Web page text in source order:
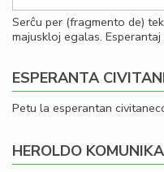
Serĉu per (fragmento de)
majuskloj egalas.
ESPERANTA
Petu la esperantan
HEROLDO